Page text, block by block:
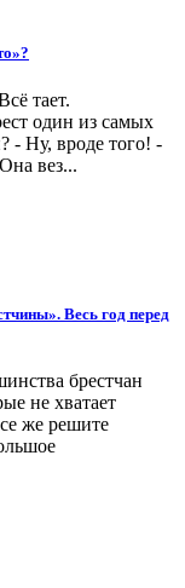
тает.
один из самых
- Ну, вроде того! -
вез...
Весь год перед
брестчан
не хватает
же решите